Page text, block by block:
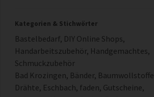
Kategorien & Stichwörter
Bastelbedarf, DIY Online Shops,
Handarbeitszubehör, Handgemachtes,
Schmuckzubehör
Bad Krozingen, Bänder, Baumwollstoffe
Drähte, Eschbach, faden, Gutscheine,